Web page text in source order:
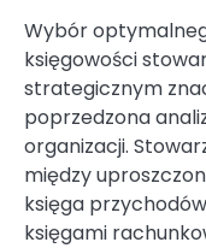
Wybór
księgowości
strategicznym
poprzedzona
organizacji.
między
księga
księgami